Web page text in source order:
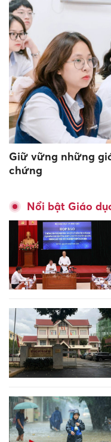
Giữ vững những
chứng
Nổi bật Giáo